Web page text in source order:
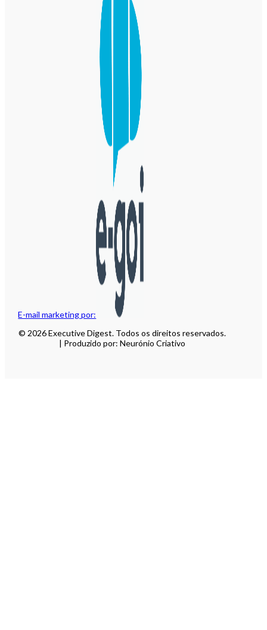
E-mail marketing por:
© 2026 Executive Digest. Todos os direitos reservados.
| Produzido por: Neurónio Criativo